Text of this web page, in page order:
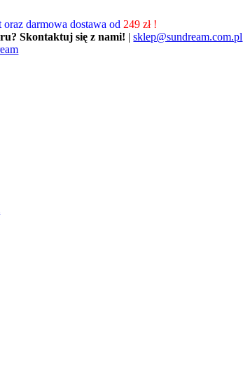
oraz darmowa dostawa od 249 zł !
Skontaktuj się z nami! |sklep@sundream.com.pl